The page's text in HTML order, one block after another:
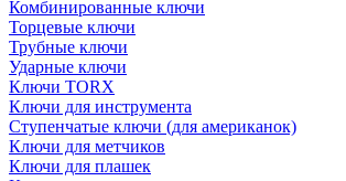
Комбинированные ключи
Торцевые ключи
Трубные ключи
Ударные ключи
Ключи TORX
Ключи для инструмента
Ступенчатые ключи (для американок)
Ключи для метчиков
Ключи для плашек